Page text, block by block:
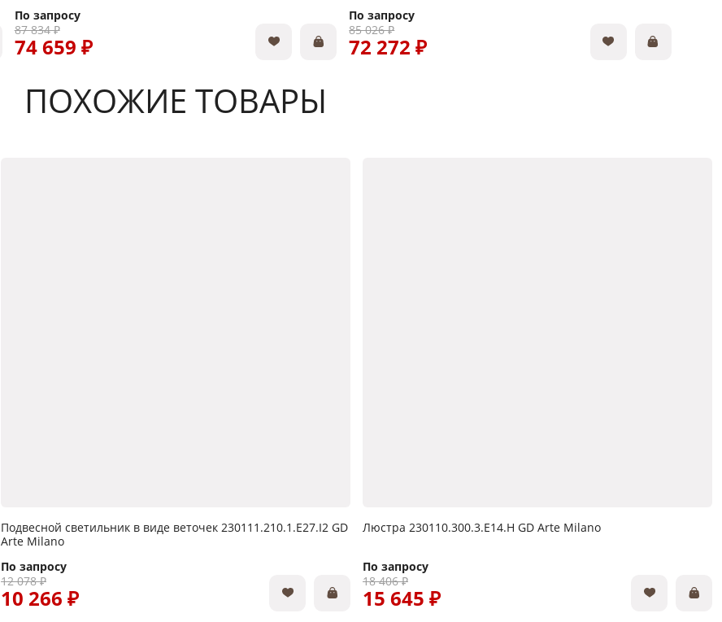
По запросу
87 834 ₽
74 659 ₽
По запросу
85 026 ₽
72 272 ₽
ПОХОЖИЕ ТОВАРЫ
Подвесной светильник в виде веточек 230111.210.1.E27.I2 GD
Arte Milano
По запросу
12 078 ₽
10 266 ₽
Люстра 230110.300.3.E14.H GD Arte Milano
По запросу
18 406 ₽
15 645 ₽